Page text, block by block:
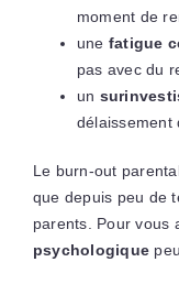
moment de
une fatigue
pas avec du
un
délaissement
Le burn-out
que depuis peu de
parents. Pour vous
psychologique